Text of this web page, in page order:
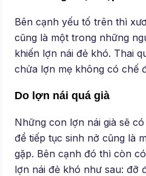
Bên cạnh yếu tố trên thì
cũng là một trong những
khiến lợn nái đẻ khó. Thai
chửa lợn mẹ không có chế
Do lợn nái quá già
Những con lợn nái già sẽ
để tiếp tục sinh nở cũng là
gặp. Bên cạnh đó thì còn
lợn nái đẻ khó như sau: đỡ